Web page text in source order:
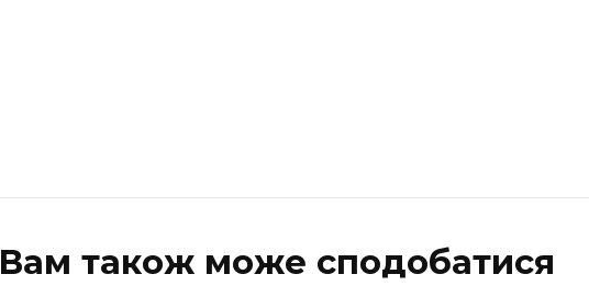
Вам також може сподобатися